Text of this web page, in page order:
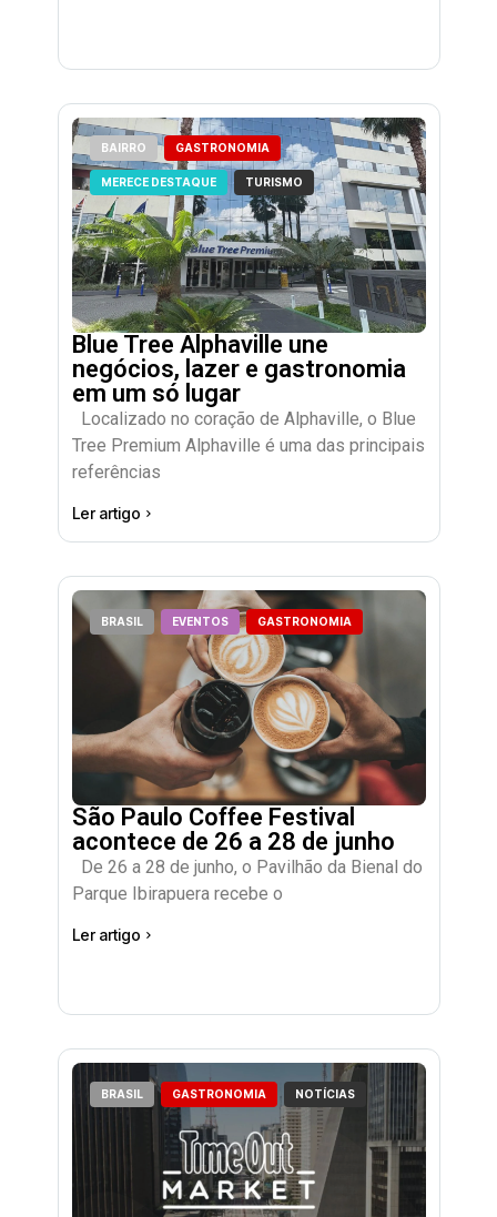
BAIRRO GASTRONOMIA
MERECE DESTAQUE TURISMO
Blue Tree Alphaville une
negócios, lazer e gastronomia
em um só lugar
Localizado no coração de Alphaville, o Blue
Tree Premium Alphaville é uma das principais
referências
Ler artigo
BRASIL EVENTOS GASTRONOMIA
São Paulo Coffee Festival
acontece de 26 a 28 de junho
De 26 a 28 de junho, o Pavilhão da Bienal do
Parque Ibirapuera recebe o
Ler artigo
BRASIL GASTRONOMIA NOTÍCIAS